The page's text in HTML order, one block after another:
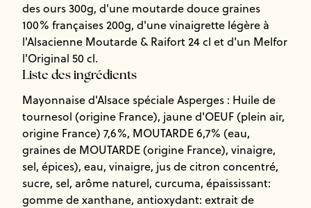
des ours 300g, d'une moutarde douce graines
100% françaises 200g, d'une vinaigrette légère à
l'Alsacienne Moutarde & Raifort 24 cl et d'un Melfor
l'Original 50 cl.
Liste des ingrédients
Mayonnaise d'Alsace spéciale Asperges : Huile de
tournesol (origine France), jaune d'OEUF (plein air,
origine France) 7,6%, MOUTARDE 6,7% (eau,
graines de MOUTARDE (origine France), vinaigre,
sel, épices), eau, vinaigre, jus de citron concentré,
sucre, sel, arôme naturel, curcuma, épaississant:
gomme de xanthane, antioxydant: extrait de